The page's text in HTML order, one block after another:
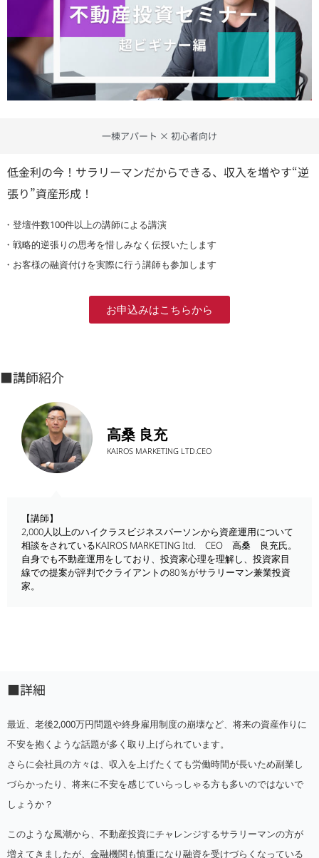
一棟アパート × 初心者向け
低金利の今！サラリーマンだからできる、収入を増やす“逆
張り”資産形成！
・登壇件数100件以上の講師による講演
・戦略的逆張りの思考を惜しみなく伝授いたします
・お客様の融資付けを実際に行う講師も参加します
お申込みはこちらから
■講師紹介
【講師】
2,000人以上のハイクラスビジネスパーソンから資産運用について
相談をされているKAIROS MARKETING Itd. CEO 高桑 良充氏。
自身でも不動産運用をしており、投資家心理を理解し、投資家目
線での提案が評判でクライアントの80％がサラリーマン兼業投資
家。
高桑 良充
KAIROS MARKETING LTD.CEO
■詳細
最近、老後2,000万円問題や終身雇用制度の崩壊など、将来の資産作りに
不安を抱くような話題が多く取り上げられています。
さらに会社員の方々は、収入を上げたくても労働時間が長いため副業し
づらかったり、将来に不安を感じていらっしゃる方も多いのではないで
しょうか？
このような風潮から、不動産投資にチャレンジするサラリーマンの方が
増えてきましたが、金融機関も慎重になり融資を受けづらくなっている